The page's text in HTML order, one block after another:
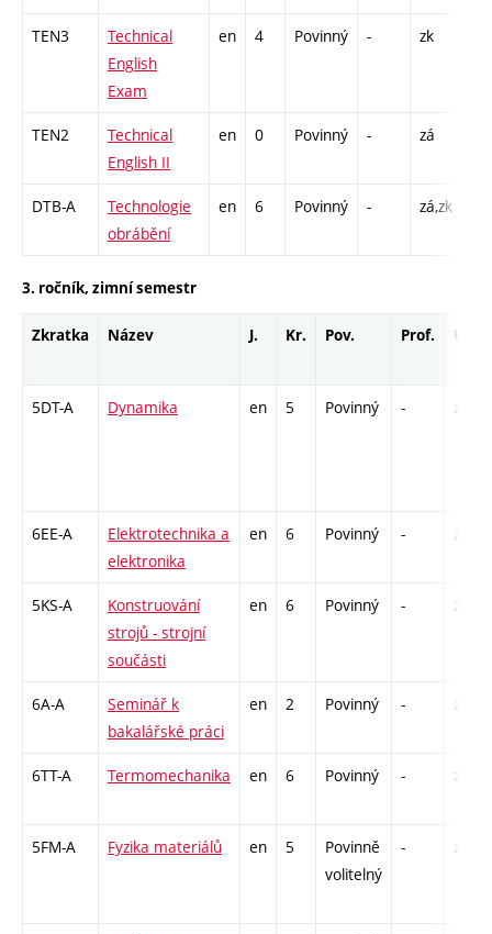
TEN3
Technical
English
Exam
en 4 Povinný - zk
TEN2
Technical
English II
en 0 Povinný - zá
DTB-A
Technologie
obrábění
en 6 Povinný - zá,zk
3. ročník, zimní semestr
Zkratka Název J. Kr. Pov. Prof. Uk.
5DT-A Dynamika en 5 Povinný - zá,zk
6EE-A
Elektrotechnika a
elektronika
en 6 Povinný - zá,zk
5KS-A
Konstruování
strojů - strojní
součásti
en 6 Povinný - zá,zk
6A-A
Seminář k
bakalářské práci
en 2 Povinný - zá
6TT-A Termomechanika en 6 Povinný - zá,zk
5FM-A Fyzika materiálů en 5
Povinně
volitelný
- zá,zk